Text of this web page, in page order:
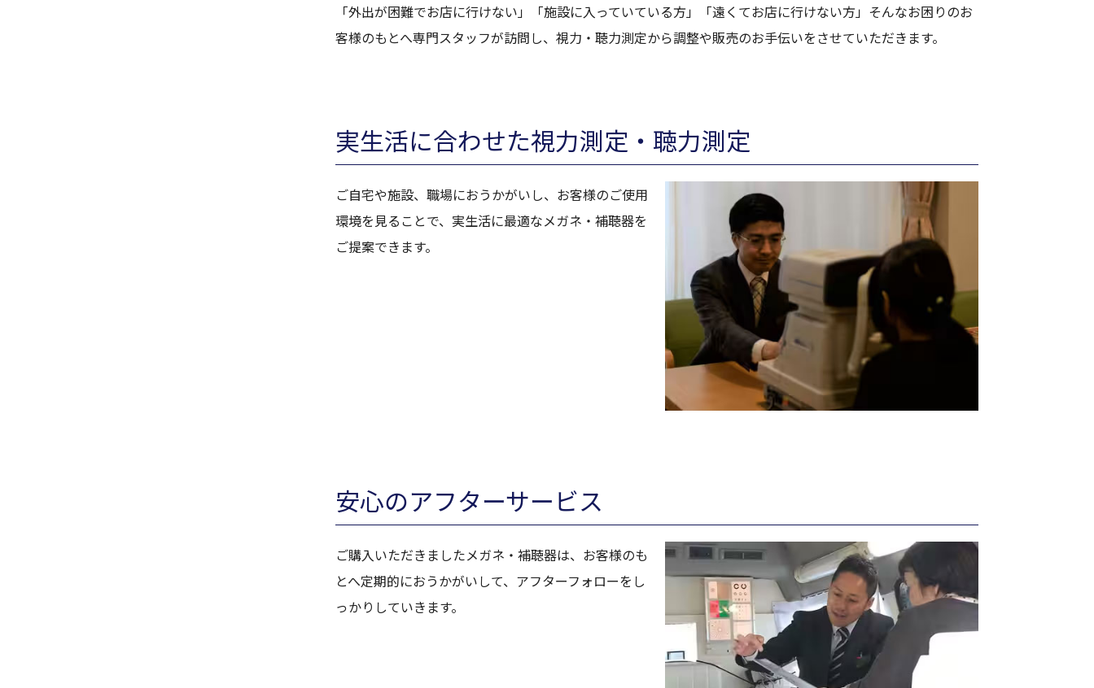
「外出が困難でお店に行けない」「施設に入っていている方」「遠くてお店に行けない方」そんなお困りのお
客様のもとへ専門スタッフが訪問し、視力・聴力測定から調整や販売のお手伝いをさせていただきます。
実生活に合わせた視力測定・聴力測定
ご自宅や施設、職場におうかがいし、お客様のご使用
環境を見ることで、実生活に最適なメガネ・補聴器を
ご提案できます。
安心のアフターサービス
ご購入いただきましたメガネ・補聴器は、お客様のも
とへ定期的におうかがいして、アフターフォローをし
っかりしていきます。